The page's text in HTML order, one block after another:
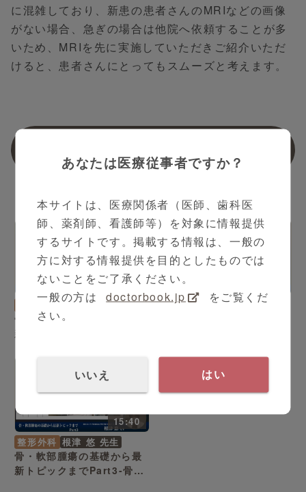
に混雑しており、新患の患者さんのMRIなどの画像
がない場合、急ぎの場合は他院へ依頼することが多
いため、MRIを先に実施していただきご紹介いただ
けると、患者さんにとってもスムーズと考えます。
17:37
整形外科 根津 悠 先生
骨・軟部腫瘍の基礎から最
新トピックまでPart1-希少
瘍と診療の基礎-
整形外科
根津 悠 先生
報-
15:40
整形外科 根津 悠 先生
骨・軟部腫瘍の基礎から最
新トピックまでPart3-骨軟
あなたは医療従事者ですか？
本サイトは、医療関係者（医師、歯科医
師、薬剤師、看護師等）を対象に情報提供
するサイトです。掲載する情報は、一般の
方に対する情報提供を目的としたものでは
ないことをご了承ください。
一般の方は
doctorbook.jp
をご覧くだ
さい。
いいえ はい